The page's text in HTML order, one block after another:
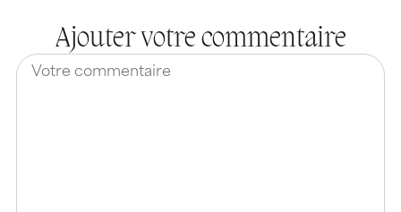
Ajouter votre commentaire